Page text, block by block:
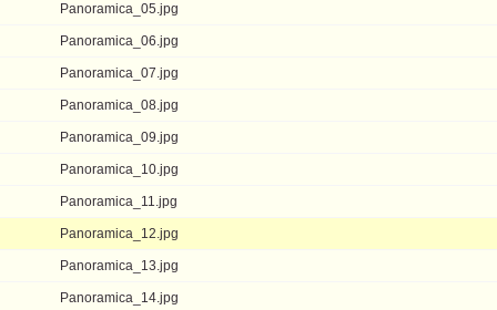
Panoramica_05.jpg
Panoramica_06.jpg
Panoramica_07.jpg
Panoramica_08.jpg
Panoramica_09.jpg
Panoramica_10.jpg
Panoramica_11.jpg
Panoramica_12.jpg
Panoramica_13.jpg
Panoramica_14.jpg